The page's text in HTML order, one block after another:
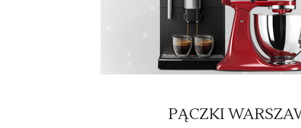
PĄCZKI